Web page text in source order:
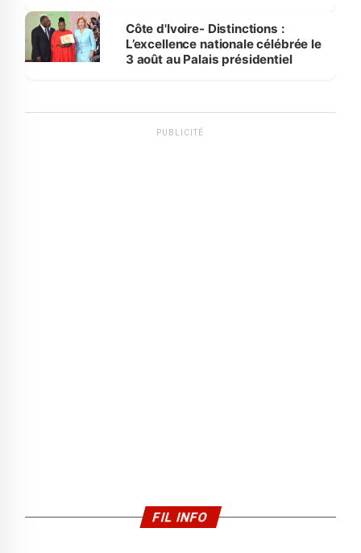
Bassam
Côte d'Ivoire- Distinctions :
L’excellence nationale célébrée le
3 août au Palais présidentiel
PUBLICITÉ
FIL INFO